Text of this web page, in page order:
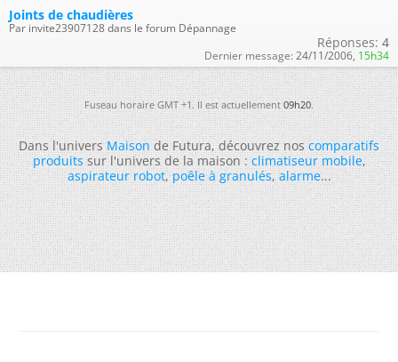
Joints de chaudières
Par invite23907128 dans le forum Dépannage
Réponses: 4
Dernier message: 24/11/2006, 15h34
Fuseau horaire GMT +1. Il est actuellement09h20.
Dans l'universMaisonde Futura, découvrez noscomparatifs
produitssur l'univers de la maison :climatiseur mobile,
aspirateur robot,poêle à granulés,alarme...